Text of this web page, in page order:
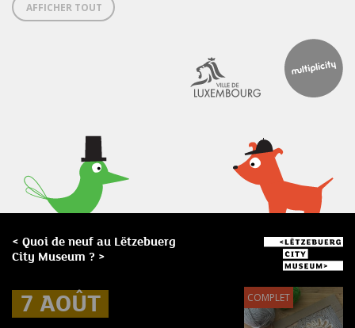
AFFICHER TOUT
< Quoi de neuf au Lëtzebuerg
City Museum ? >
7 AOÛT
7 AOÛT
7 AOÛT COMPLET